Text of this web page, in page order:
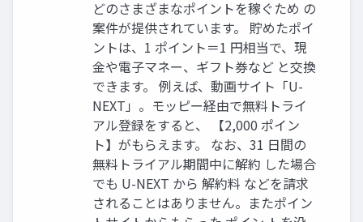
どのさまざまなポイントを稼ぐため の
案件が提供されています。 貯めたポイ
ントは、1 ポイント＝1 円相当で、現
金や電子マネー、ギフト券など と交換
できます。 例えば、動画サイト「U-
NEXT」。モッピー経由で無料トライ
アル登録をすると、 【2,000 ポイン
ト】がもらえます。 なお、31 日間の
無料トライアル期間中に解約 した場合
でも U-NEXT から 解約料 などを請求
されることはありません。またポイン